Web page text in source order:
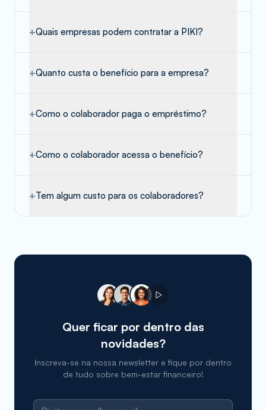
+Quais empresas podem contratar a PIKI?
+Quanto custa o benefício para a empresa?
+Como o colaborador paga o empréstimo?
+Como o colaborador acessa o benefício?
+Tem algum custo para os colaboradores?
Quer ficar por dentro das
novidades?
Inscreva-se na nossa newsletter e fique por dentro
de tudo sobre bem-estar financeiro!